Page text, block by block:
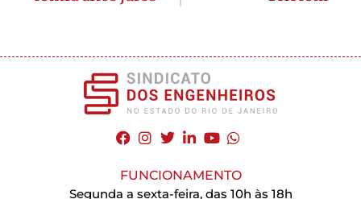
FUNCIONAMENTO
Segunda a sexta-feira, das 10h às 18h